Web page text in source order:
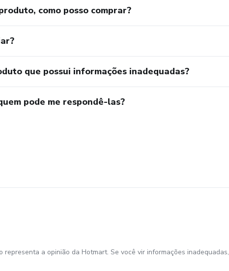
como posso comprar?
que possui informações inadequadas?
pode me respondê-las?
representa a opinião da Hotmart. Se você vir informações inadequadas,